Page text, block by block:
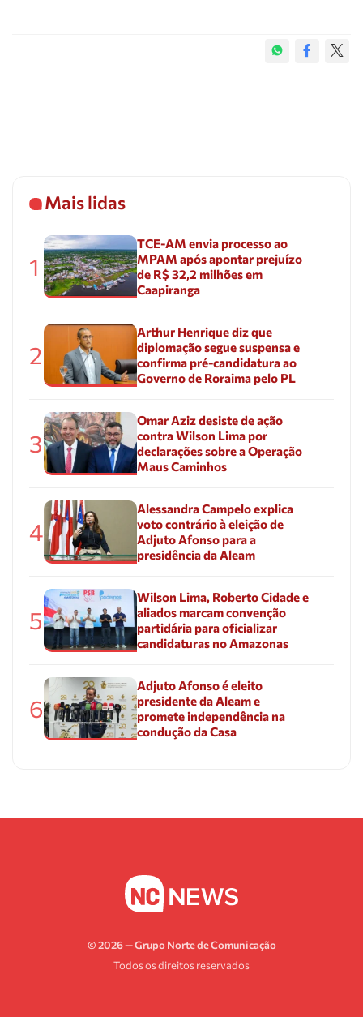
Mais lidas
1
TCE-AM envia processo ao
MPAM após apontar prejuízo
de R$ 32,2 milhões em
Caapiranga
2
Arthur Henrique diz que
diplomação segue suspensa e
confirma pré-candidatura ao
Governo de Roraima pelo PL
3
Omar Aziz desiste de ação
contra Wilson Lima por
declarações sobre a Operação
Maus Caminhos
4
Alessandra Campelo explica
voto contrário à eleição de
Adjuto Afonso para a
presidência da Aleam
5
Wilson Lima, Roberto Cidade e
aliados marcam convenção
partidária para oficializar
candidaturas no Amazonas
6
Adjuto Afonso é eleito
presidente da Aleam e
promete independência na
condução da Casa
© 2026 — Grupo Norte de Comunicação
Todos os direitos reservados